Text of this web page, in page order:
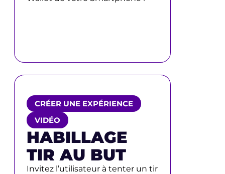
CRÉER UNE EXPÉRIENCE
VIDÉO
HABILLAGE
TIR AU BUT
Invitez l’utilisateur à tenter un tir